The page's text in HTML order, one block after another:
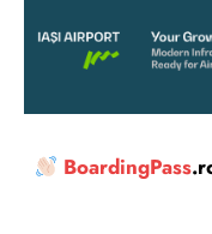
BoardingPass